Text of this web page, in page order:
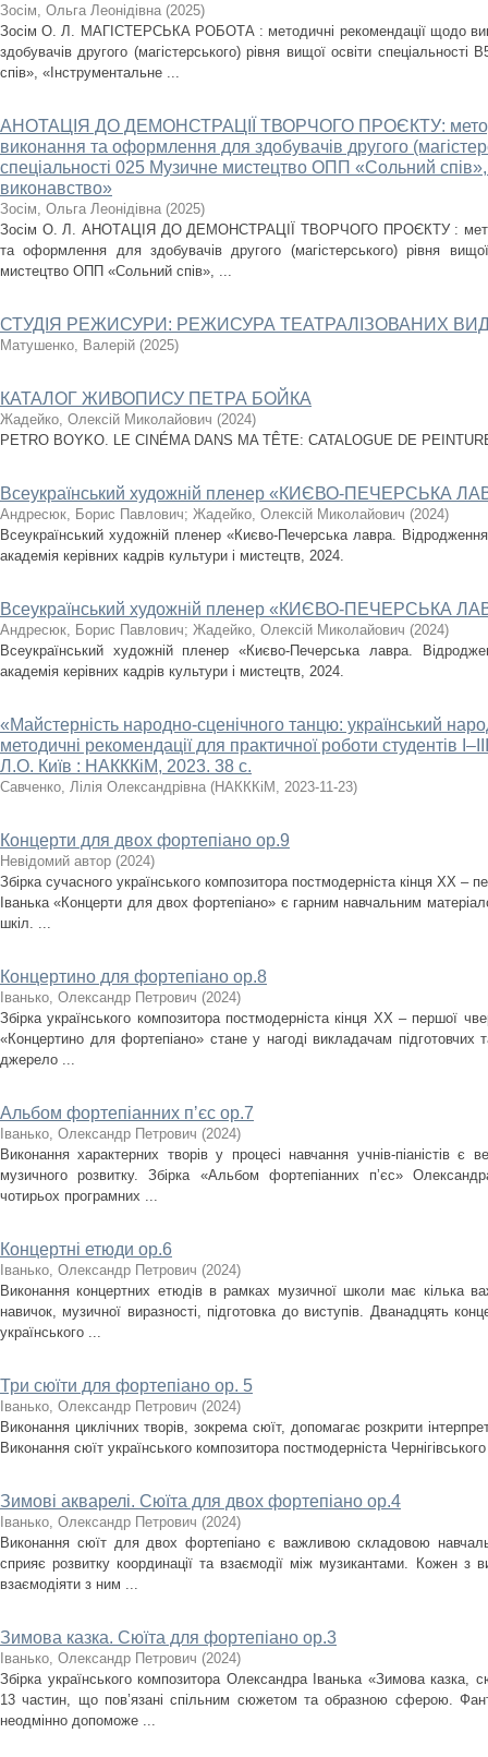
Зосім, Ольга Леонідівна (2025)
Зосім О. Л. МАГІСТЕРСЬКА РОБОТА : методичні рекомендації щодо
здобувачів другого (магістерського) рівня вищої освіти
спів», «Інструментальне ...
АНОТАЦІЯ ДО ДЕМОНСТРАЦІЇ ТВОРЧОГО ПРОЄКТУ:
виконання та оформлення для здобувачів другого
спеціальності 025 Музичне мистецтво ОПП «Сольний
виконавство»
Зосім, Ольга Леонідівна (2025)
Зосім О. Л. АНОТАЦІЯ ДО ДЕМОНСТРАЦІЇ ТВОРЧОГО ПРОЄКТУ :
та оформлення для здобувачів другого (магістерського) рівня
мистецтво ОПП «Сольний спів», ...
СТУДІЯ РЕЖИСУРИ: РЕЖИСУРА ТЕАТРАЛІЗОВАНИХ
Матушенко, Валерій (2025)
КАТАЛОГ ЖИВОПИСУ ПЕТРА БОЙКА
Жадейко, Олексій Миколайович (2024)
PETRO BOYKO. LE CINÉMA DANS MA TÊTE: CATALOGUE DE
Всеукраїнський художній пленер «КИЄВО-ПЕЧЕРСЬКА
Андресюк, Борис Павлович; Жадейко, Олексій Миколайович (2024)
Всеукраїнський художній пленер «Києво-Печерська лавра.
академія керівних кадрів культури і мистецтв, 2024.
Всеукраїнський художній пленер «КИЄВО-ПЕЧЕРСЬКА
Андресюк, Борис Павлович; Жадейко, Олексій Миколайович (2024)
Всеукраїнський художній пленер «Києво-Печерська лавра.
академія керівних кадрів культури і мистецтв, 2024.
«Майстерність народно-сценічного танцю: український
методичні рекомендації для практичної роботи студентів
Л.О. Київ : НАКККіМ, 2023. 38 с.
Савченко, Лілія Олександрівна (НАКККіМ , 2023-11-23)
Концерти для двох фортепіано ор.9
Невідомий автор (2024)
Збірка сучасного українського композитора постмодерніста кінця ХХ –
Іванька «Концерти для двох фортепіано» є гарним навчальним
шкіл. ...
Концертино для фортепіано ор.8
Іванько, Олександр Петрович (2024)
Збірка українського композитора постмодерніста кінця ХХ – першої
«Концертино для фортепіано» стане у нагоді викладачам підготовчих
джерело ...
Альбом фортепіанних пʼєс ор.7
Іванько, Олександр Петрович (2024)
Виконання характерних творів у процесі навчання учнів-піаністів
музичного розвитку. Збірка «Альбом фортепіанних пʼєс»
чотирьох програмних ...
Концертні етюди ор.6
Іванько, Олександр Петрович (2024)
Виконання концертних етюдів в рамках музичної школи має кілька
навичок, музичної виразності, підготовка до виступів. Дванадцять
українського ...
Три сюїти для фортепіано ор. 5
Іванько, Олександр Петрович (2024)
Виконання циклічних творів, зокрема сюїт, допомагає розкрити
Виконання сюїт українського композитора постмодерніста
Зимові акварелі. Сюїта для двох фортепіано ор.4
Іванько, Олександр Петрович (2024)
Виконання сюїт для двох фортепіано є важливою складовою
сприяє розвитку координації та взаємодії між музикантами. Кожен з
взаємодіяти з ним ...
Зимова казка. Сюїта для фортепіано ор.3
Іванько, Олександр Петрович (2024)
Збірка українського композитора Олександра Іванька «Зимова казка,
13 частин, що пов’язані спільним сюжетом та образною сферою.
неодмінно допоможе ...